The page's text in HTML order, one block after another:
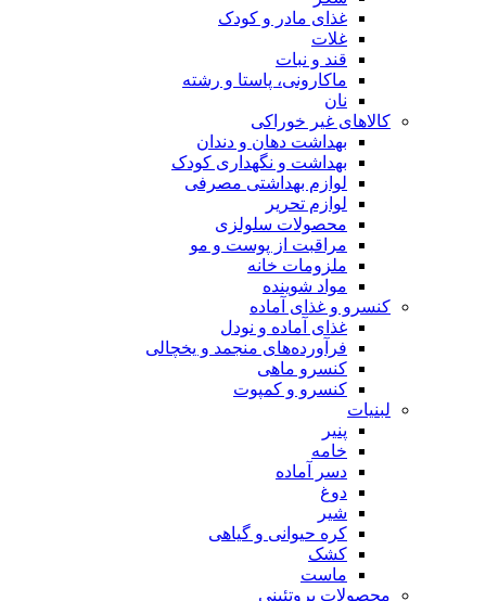
غذای مادر و کودک
غلات
قند و نبات
ماکارونی، پاستا و رشته
نان
کالاهای غیر خوراکی
بهداشت دهان و دندان
بهداشت و نگهداری کودک
لوازم بهداشتی مصرفی
لوازم تحریر
محصولات سلولزی
مراقبت از پوست و مو
ملزومات خانه
مواد شوینده
کنسرو و غذای آماده
غذای آماده و نودل
فرآورده‌های منجمد و یخچالی
کنسرو ماهی
کنسرو و کمپوت
لبنیات
پنیر
خامه
دسر آماده
دوغ
شیر
کره حیوانی و گیاهی
کشک
ماست
محصولات پروتئینی